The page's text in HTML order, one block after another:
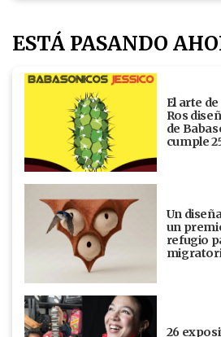
ESTÁ PASANDO
El arte
Ros
de
cumple
Un
un
refugio
26